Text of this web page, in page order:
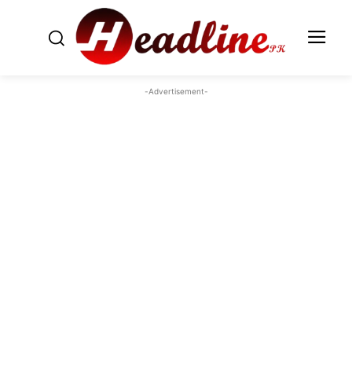
-Advertisement-